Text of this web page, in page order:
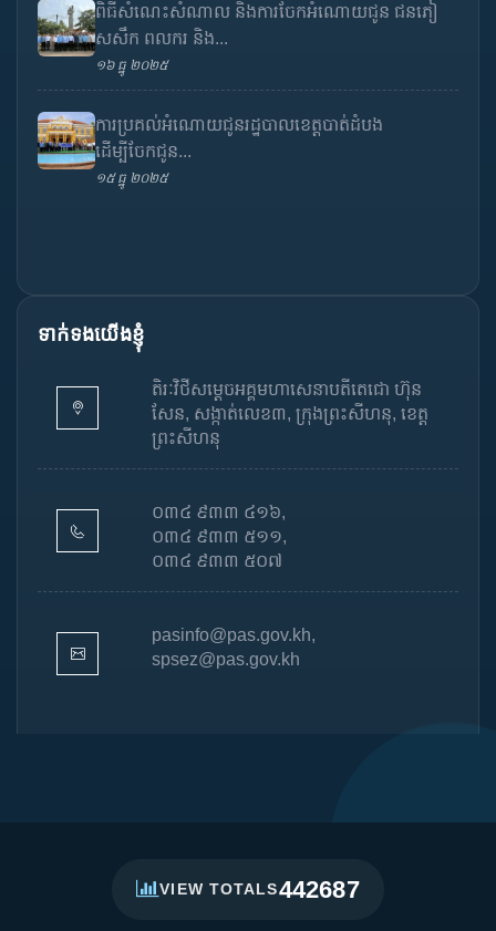
ពិធីសំណេះសំណាល និងការចែកអំណោយជូន ជនភៀ
សសឹក ពលករ និង...
១៦ ធ្នូ ២០២៥
ការប្រគល់អំណោយជូនរដ្ឋបាលខេត្តបាត់ដំបង
ដើម្បីចែកជូន...
១៥ ធ្នូ ២០២៥
ទាក់ទងយើងខ្ញុំ
តិរៈវិថីសម្តេចអគ្គមហាសេនាបតីតេជោ ហ៊ុន
សែន, សង្កាត់លេខ៣, ក្រុងព្រះសីហនុ, ខេត្ត
ព្រះសីហនុ
០៣៤ ៩៣៣ ៤១៦,
០៣៤ ៩៣៣ ៥១១,
០៣៤ ៩៣៣ ៥០៧
pasinfo@pas.gov.kh,
spsez@pas.gov.kh
VIEW TOTALS442687